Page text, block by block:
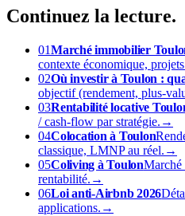
Continuez la lecture.
01Marché immobilier
contexte économique,
02Où investir à Toulon :
objectif (rendement, plus-
03Rentabilité locative
/ cash-flow par stratégie. →
04Colocation à Toulon
classique, LMNP au réel. →
05Coliving à ToulonMarché
rentabilité. →
06Loi anti-Airbnb 2026
applications. →